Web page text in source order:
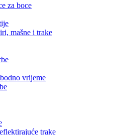
za boce
mašne i trake
vrijeme
trake